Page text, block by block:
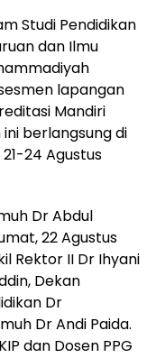
Studi Pendidikan
dan Ilmu
lapangan
Mandiri
ini berlangsung di
24 Agustus
Dr Abdul
22 Agustus
Rektor II Dr Ihyani
Dekan
Dr
Dr Andi Paida.
dan Dosen PPG